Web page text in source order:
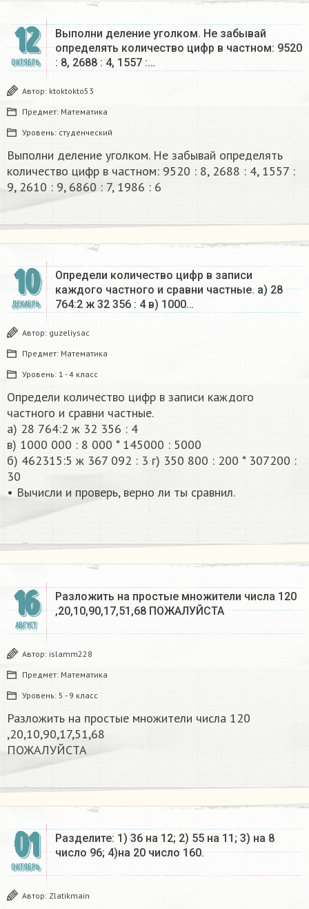
12
ОКТЯБРЬ
Выполни деление уголком. Не забывай
определять количество цифр в частном: 9520
: 8, 2688 : 4, 1557 :…
Автор: ktoktokto53
Предмет: Математика
Уровень: студенческий
Выполни деление уголком. Не забывай определять
количество цифр в частном: 9520 : 8, 2688 : 4, 1557 :
9, 2610 : 9, 6860 : 7, 1986 : 6​
10
ДЕКАБРЬ
Определи количество цифр в записи
каждого частного и сравни частные. а) 28
764:2 ж 32 356 : 4 в) 1000…
Автор: guzeliysac
Предмет: Математика
Уровень: 1 - 4 класс
Определи количество цифр в записи каждого
частного и сравни частные.
а) 28 764:2 ж 32 356 : 4
в) 1000 000 : 8 000 * 145000 : 5000
б) 462315:5 ж 367 092 : 3 г) 350 800 : 200 * 307200 :
30
• Вычисли и проверь, верно ли ты сравнил.
16
АВГУСТ
Разложить на простые множители числа 120
,20,10,90,17,51,68 ПОЖАЛУЙСТА
Автор: islamm228
Предмет: Математика
Уровень: 5 - 9 класс
Разложить на простые множители числа 120
,20,10,90,17,51,68
ПОЖАЛУЙСТА
01
ОКТЯБРЬ
Разделите: 1) 36 на 12; 2) 55 на 11; 3) на 8
число 96; 4)на 20 число 160.​
Автор: Zlatikmain